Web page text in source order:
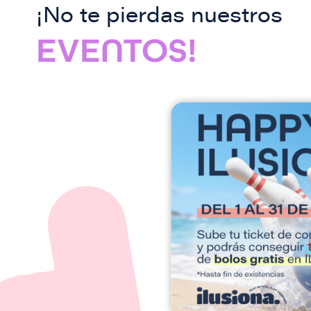
¡No te pierdas nuestros
EVENTOS!
I
g